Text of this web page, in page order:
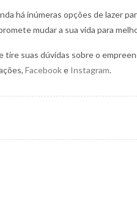
há inúmeras opções de lazer
mudar a sua vida para
tire suas dúvidas sobre o
Facebooke Instagram.